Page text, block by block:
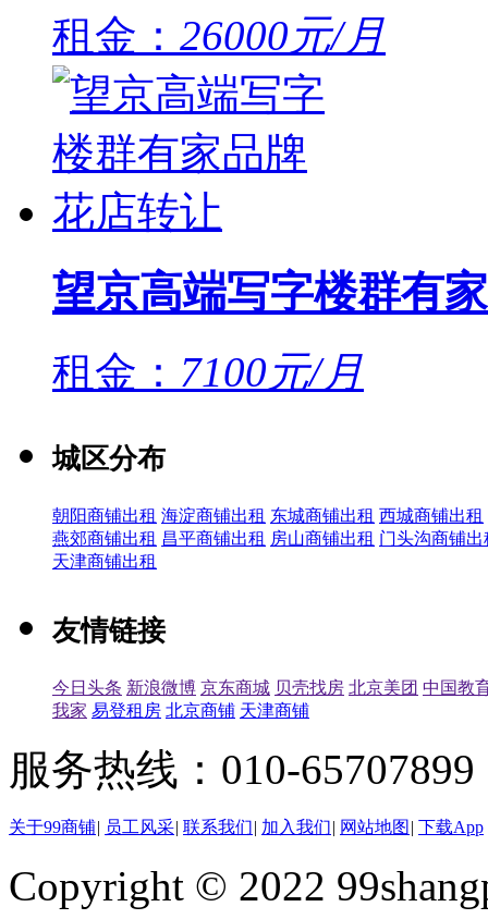
租金： 26000元/月
望京高端写字楼群有
租金： 7100元/月
城区分布
朝阳商铺出租 海淀商铺出租 东城商铺出租 西城商铺出租
燕郊商铺出租 昌平商铺出租 房山商铺出租 门头沟商铺出
天津商铺出租
友情链接
今日头条 新浪微博 京东商城 贝壳找房 北京美团 中国教
我家 易登租房 北京商铺 天津商铺
服务热线：010-
关于99商铺| 员工风采| 联系我们| 加入我们| 网站地图 | 下载App
Copyright © 2022